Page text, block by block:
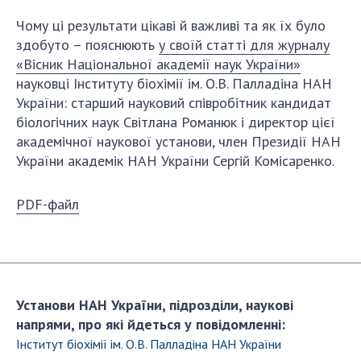
Наукові об'єкти, що становлять національне
надбання
Центри колективного користування
науковими приладами НАН України
Оцінювання ефективності діяльності
наукових установ
Конкурси наукових досліджень НАН України
Підготовка наукових кадрів
Членство в міжнародних організаціях
Міжнародні угоди
Чому ці результати цікаві й важливі та як їх було
здобуто – пояснюють у своїй статті для журналу
«Вісник Національної академії наук України»
науковці Інституту біохімії ім. О.В. Палладіна НАН
України: старший науковий співробітник кандидат
біологічних наук Світлана Романюк і директор цієї
академічної наукової установи, член Президії НАН
України академік НАН України Сергій Комісаренко.
PDF-файл
Установи НАН України, підрозділи, наукові
напрями, про які йдеться у повідомленні:
Інститут біохімії ім. О.В. Палладіна НАН України